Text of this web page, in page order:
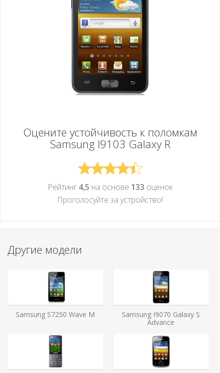
Оцените устойчивость к поломкам
Samsung I9103 Galaxy R
Рейтинг 4,5 на основе 133 оценок
Проголосуйте за устройcтво!
Другие модели
Samsung S7250 Wave M
Samsung I9070 Galaxy S
Advance